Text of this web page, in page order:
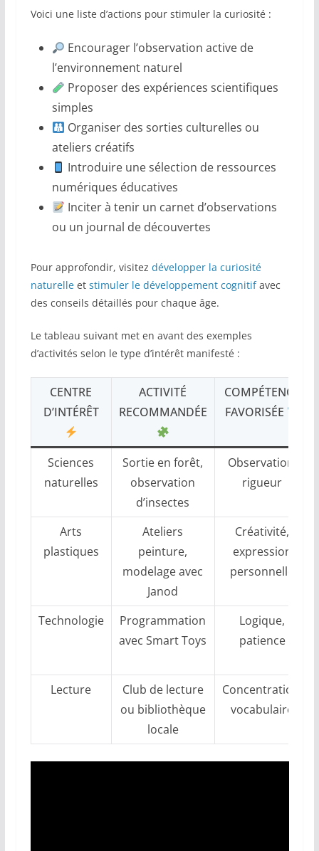
Voici une liste d’actions pour stimuler la curiosité :
Encourager l’observation active de
l’environnement naturel
Proposer des expériences scientifiques
simples
Organiser des sorties culturelles ou
ateliers créatifs
Introduire une sélection de ressources
numériques éducatives
Inciter à tenir un carnet d’observations
ou un journal de découvertes
Pour approfondir, visitez développer la curiosité
naturelleet stimuler le développement cognitifavec
des conseils détaillés pour chaque âge.
Le tableau suivant met en avant des exemples
d’activités selon le type d’intérêt manifesté :
CENTRE
D’INTÉRÊT
ACTIVITÉ
RECOMMANDÉE
COMPÉTENCE
FAVORISÉE
Sciences
naturelles
Sortie en forêt,
observation
d’insectes
Observation,
rigueur
Arts
plastiques
Ateliers
peinture,
modelage avec
Janod
Créativité,
expression
personnelle
Technologie
Programmation
avec Smart Toys
Logique,
patience
Lecture
Club de lecture
ou bibliothèque
locale
Concentration,
vocabulaire